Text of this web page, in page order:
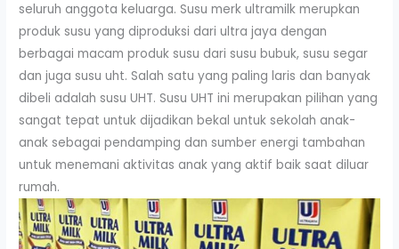
seluruh anggota keluarga. Susu merk ultramilk merupkan
produk susu yang diproduksi dari ultra jaya dengan
berbagai macam produk susu dari susu bubuk, susu segar
dan juga susu uht. Salah satu yang paling laris dan banyak
dibeli adalah susu UHT. Susu UHT ini merupakan pilihan yang
sangat tepat untuk dijadikan bekal untuk sekolah anak-
anak sebagai pendamping dan sumber energi tambahan
untuk menemani aktivitas anak yang aktif baik saat diluar
rumah.